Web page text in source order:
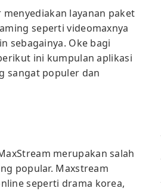
layanan paket
seperti videomaxnya
sebagainya. Oke bagi
ini kumpulan aplikasi
sangat populer dan
merupakan salah
popular. Maxstream
seperti drama korea,